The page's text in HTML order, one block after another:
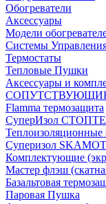
Обогреватели
Аксессуары
Модели
Системы
Термостаты
Тепловые Пушки
Аксессуары и
Flamma термозащита
СуперИзол
Суперизол
Комплектующие
Мастер флэш
Базальтовая
Паровая Пушка